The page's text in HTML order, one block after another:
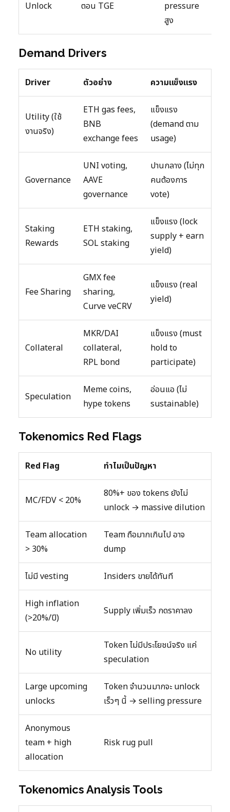
Unlock ตอน TGE
pressure
สูง
Demand Drivers
Driver ตัวอย่าง ความแข็งแรง
Utility (ใช้
งานจริง)
ETH gas fees,
BNB
exchange fees
แข็งแรง
(demand ตาม
usage)
Governance
UNI voting,
AAVE
governance
ปานกลาง (ไม่ทุก
คนต้องการ
vote)
Staking
Rewards
ETH staking,
SOL staking
แข็งแรง (lock
supply + earn
yield)
Fee Sharing
GMX fee
sharing,
Curve veCRV
แข็งแรง (real
yield)
Collateral
MKR/DAI
collateral,
RPL bond
แข็งแรง (must
hold to
participate)
Speculation
Meme coins,
hype tokens
อ่อนแอ (ไม่
sustainable)
Tokenomics Red Flags
Red Flag ทำไมเป็นปัญหา
MC/FDV < 20%
80%+ ของ tokens ยังไม่
unlock → massive dilution
Team allocation
> 30%
Team ถือมากเกินไป อาจ
dump
ไม่มี vesting Insiders ขายได้ทันที
High inflation
(>20%/ปี)
Supply เพิ่มเร็ว กดราคาลง
No utility
Token ไม่มีประโยชน์จริง แค่
speculation
Large upcoming
unlocks
Token จำนวนมากจะ unlock
เร็วๆ นี้ → selling pressure
Anonymous
team + high
allocation
Risk rug pull
Tokenomics Analysis Tools